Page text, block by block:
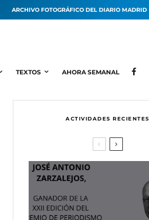
ARCHIVO FOTOGRÁFICO DEL DIARIO MADRID
TEXTOS AHORA SEMANAL
ACTIVIDADES RECIENTES